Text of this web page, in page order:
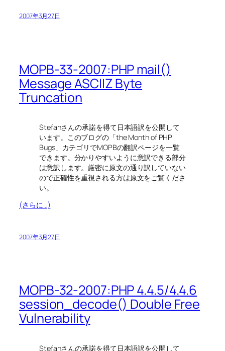
2007年3月27日
MOPB-33-2007:PHP mail()
Message ASCIIZ Byte
Truncation
Stefanさんの承諾を得て日本語訳を公開して
います。このブログの「the Month of PHP
Bugs」カテゴリでMOPBの翻訳ページを一覧
できます。分かりやすいように意訳できる部分
は意訳します。厳密に原文の通り訳していない
ので正確性を重視される方は原文をご覧くださ
い。
(さらに…)
2007年3月27日
MOPB-32-2007:PHP 4.4.5/4.4.6
session_decode() Double Free
Vulnerability
Stefanさんの承諾を得て日本語訳を公開して